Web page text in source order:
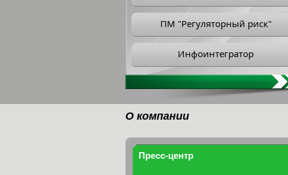
ПМ "Регуляторный риск"
Инфоинтегратор
О компании
Пресс-центр